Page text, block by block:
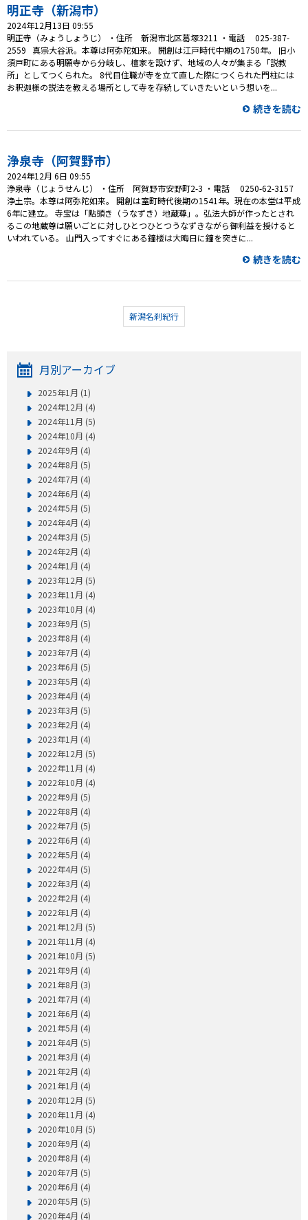
明正寺（新潟市）
2024年12月13日 09:55
明正寺（みょうしょうじ） ・住所 新潟市北区葛塚3211 ・電話 025-387-
2559 真宗大谷派。本尊は阿弥陀如来。 開創は江戸時代中期の1750年。 旧小
須戸町にある明願寺から分岐し、檀家を設けず、地域の人々が集まる「説教
所」としてつくられた。 8代目住職が寺を立て直した際につくられた門柱には
お釈迦様の説法を教える場所として寺を存続していきたいという想いを...
続きを読む
浄泉寺（阿賀野市）
2024年12月 6日 09:55
浄泉寺（じょうせんじ） ・住所 阿賀野市安野町2-3 ・電話 0250-62-3157
浄土宗。本尊は阿弥陀如来。 開創は室町時代後期の1541年。現在の本堂は平成
6年に建立。 寺宝は「點頭き（うなずき）地蔵尊」。弘法大師が作ったとされ
るこの地蔵尊は願いごとに対しひとつひとつうなずきながら御利益を授けると
いわれている。 山門入ってすぐにある鐘楼は大晦日に鐘を突きに...
続きを読む
新潟名刹紀行
月別アーカイブ
2025年1月 (1)
2024年12月 (4)
2024年11月 (5)
2024年10月 (4)
2024年9月 (4)
2024年8月 (5)
2024年7月 (4)
2024年6月 (4)
2024年5月 (5)
2024年4月 (4)
2024年3月 (5)
2024年2月 (4)
2024年1月 (4)
2023年12月 (5)
2023年11月 (4)
2023年10月 (4)
2023年9月 (5)
2023年8月 (4)
2023年7月 (4)
2023年6月 (5)
2023年5月 (4)
2023年4月 (4)
2023年3月 (5)
2023年2月 (4)
2023年1月 (4)
2022年12月 (5)
2022年11月 (4)
2022年10月 (4)
2022年9月 (5)
2022年8月 (4)
2022年7月 (5)
2022年6月 (4)
2022年5月 (4)
2022年4月 (5)
2022年3月 (4)
2022年2月 (4)
2022年1月 (4)
2021年12月 (5)
2021年11月 (4)
2021年10月 (5)
2021年9月 (4)
2021年8月 (3)
2021年7月 (4)
2021年6月 (4)
2021年5月 (4)
2021年4月 (5)
2021年3月 (4)
2021年2月 (4)
2021年1月 (4)
2020年12月 (5)
2020年11月 (4)
2020年10月 (5)
2020年9月 (4)
2020年8月 (4)
2020年7月 (5)
2020年6月 (4)
2020年5月 (5)
2020年4月 (4)